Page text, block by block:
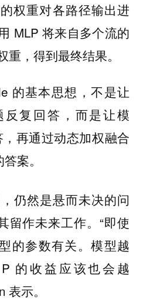
权重对各路径输出进
MLP 将来自多个流的
，得到最终结果。
的基本思想，不是让
复回答，而是让模
，再通过动态加权融合
案。
仍然是悬而未决的问
留作未来工作。“即使
的参数有关。模型越
的收益应该也会越
表示。